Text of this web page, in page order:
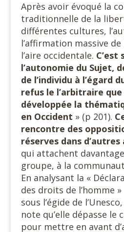
Après avoir évoqué la
traditionnelle de la
différentes cultures,
l’affirmation massive
l’aire occidentale. C’est
l’autonomie du Sujet,
de l’individu à l’égard
refus le l’arbitraire que
développée la
en Occident » (p 201).
rencontre des
réserves dans
qui attachent
groupe, à la
En analysant la «
des droits de l’homme
sous l’égide de
note qu’elle dépasse le
pour mettre en avant